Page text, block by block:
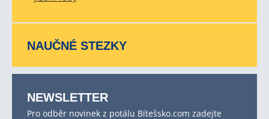
NAUČNÉ STEZKY
NEWSLETTER
Pro odběr novinek z potálu Bítešsko.com zadejte